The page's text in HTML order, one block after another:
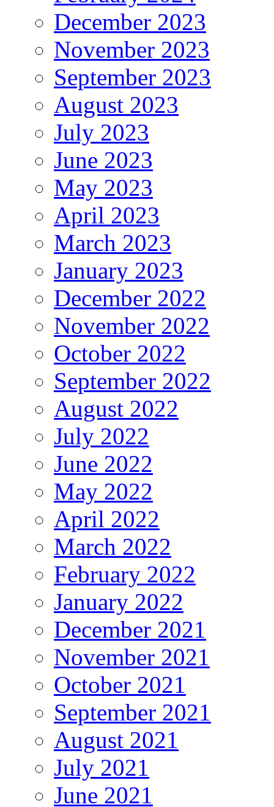
December 2023
November 2023
September 2023
August 2023
July 2023
June 2023
May 2023
April 2023
March 2023
January 2023
December 2022
November 2022
October 2022
September 2022
August 2022
July 2022
June 2022
May 2022
April 2022
March 2022
February 2022
January 2022
December 2021
November 2021
October 2021
September 2021
August 2021
July 2021
June 2021